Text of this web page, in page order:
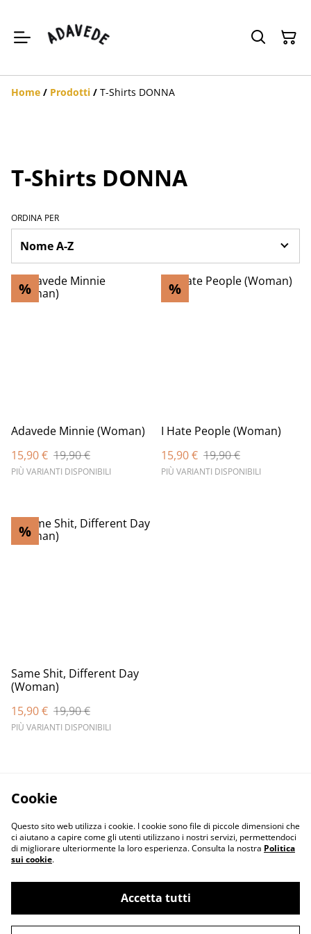
Home / Prodotti / T-Shirts DONNA
T-Shirts DONNA
ORDINA PER
%
Adavede Minnie (Woman)
15,90 € 19,90 €
PIÙ VARIANTI DISPONIBILI
%
I Hate People (Woman)
15,90 € 19,90 €
PIÙ VARIANTI DISPONIBILI
%
Same Shit, Different Day
(Woman)
15,90 € 19,90 €
PIÙ VARIANTI DISPONIBILI
Contact Us
Legal Terms
Privacy Policy
Cookie Policy
Cookie
Questo sito web utilizza i cookie. I cookie sono file di piccole dimensioni che
ci aiutano a capire come gli utenti utilizzano i nostri servizi, permettendoci
di migliorare ulteriormente la loro esperienza. Consulta la nostra Politica
sui cookie.
Accetta tutti